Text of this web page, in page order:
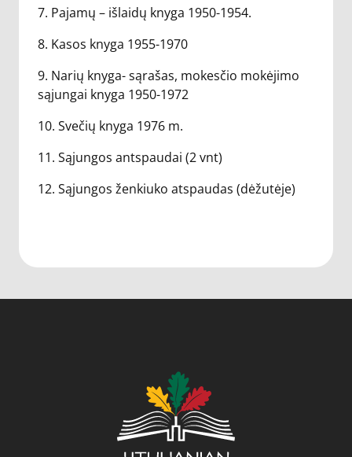
7. Pajamų – išlaidų knyga 1950-1954.
8. Kasos knyga 1955-1970
9. Narių knyga- sąrašas, mokesčio mokėjimo
sąjungai knyga 1950-1972
10. Svečių knyga 1976 m.
11. Sąjungos antspaudai (2 vnt)
12. Sąjungos ženkiuko atspaudas (dėžutėje)